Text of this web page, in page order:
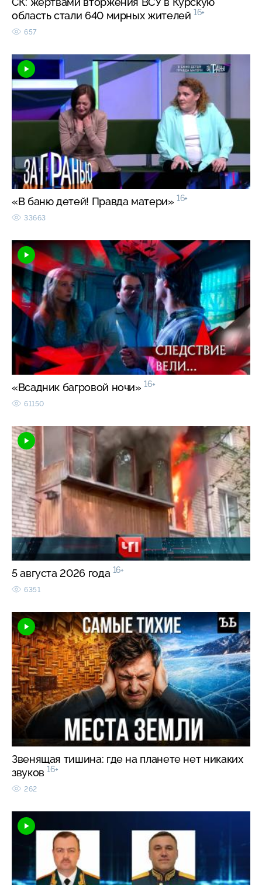
область стали 640 мирных жителей 16+
657
«В баню детей! Правда матери» 16+
33663
«Всадник багровой ночи» 16+
61150
5 августа 2026 года 16+
6351
Звенящая тишина: где на планете нет никаких
звуков 16+
262